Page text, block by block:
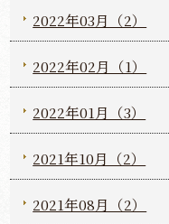
2022年03月（2）
2022年02月（1）
2022年01月（3）
2021年10月（2）
2021年08月（2）